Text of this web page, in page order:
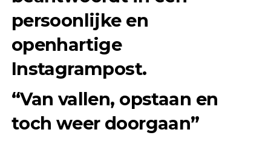
persoonlijke en
openhartige
Instagrampost.
“Van vallen, opstaan en
toch weer doorgaan”